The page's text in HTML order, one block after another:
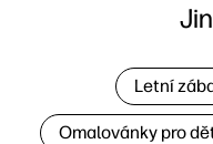
Letní
Omalovánky pro